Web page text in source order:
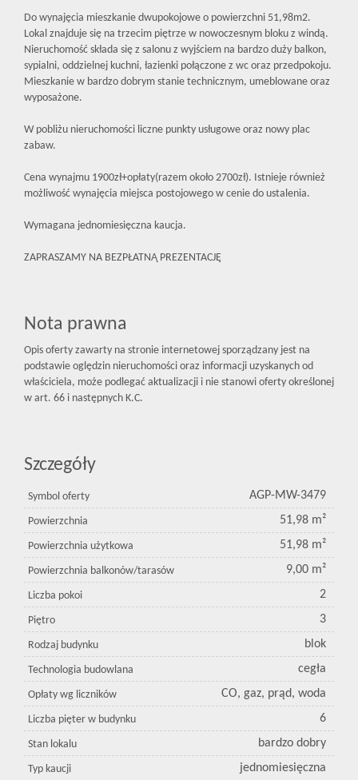
Do wynajęcia mieszkanie dwupokojowe o powierzchni 51,98m2.
Lokal znajduje się na trzecim piętrze w nowoczesnym bloku z windą.
Nieruchomość składa się z salonu z wyjściem na bardzo duży balkon,
sypialni, oddzielnej kuchni, łazienki połączone z wc oraz przedpokoju.
Mieszkanie w bardzo dobrym stanie technicznym, umeblowane oraz
wyposażone.
W pobliżu nieruchomości liczne punkty usługowe oraz nowy plac
zabaw.
Cena wynajmu 1900zł+opłaty(razem około 2700zł). Istnieje również
możliwość wynajęcia miejsca postojowego w cenie do ustalenia.
Wymagana jednomiesięczna kaucja.
ZAPRASZAMY NA BEZPŁATNĄ PREZENTACJĘ
Nota prawna
Opis oferty zawarty na stronie internetowej sporządzany jest na
podstawie oględzin nieruchomości oraz informacji uzyskanych od
właściciela, może podlegać aktualizacji i nie stanowi oferty określonej
w art. 66 i następnych K.C.
Szczegóły
Symbol oferty AGP-MW-3479
Powierzchnia 51,98 m²
Powierzchnia użytkowa 51,98 m²
Powierzchnia balkonów/tarasów 9,00 m²
Liczba pokoi 2
Piętro 3
Rodzaj budynku blok
Technologia budowlana cegła
Opłaty wg liczników CO, gaz, prąd, woda
Liczba pięter w budynku 6
Stan lokalu bardzo dobry
Typ kaucji jednomiesięczna